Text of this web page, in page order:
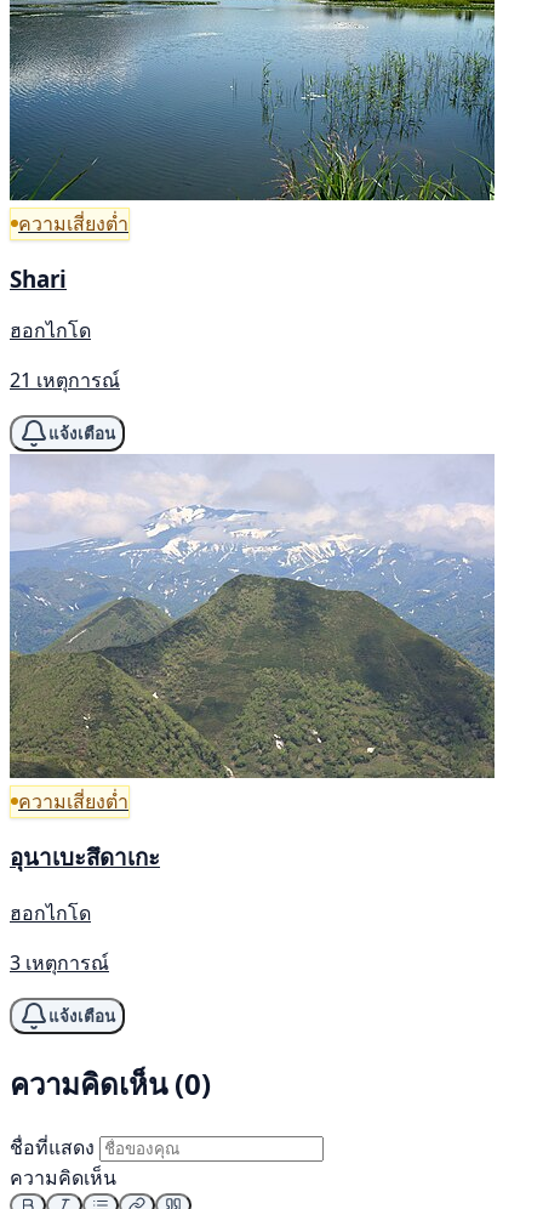
ความเสี่ยงต่ำ
Shari
ฮอกไกโด
21 เหตุการณ์
แจ้งเตือน
ความเสี่ยงต่ำ
อุนาเบะสึดาเกะ
ฮอกไกโด
3 เหตุการณ์
แจ้งเตือน
ความคิดเห็น (0)
ชื่อที่แสดง
ความคิดเห็น